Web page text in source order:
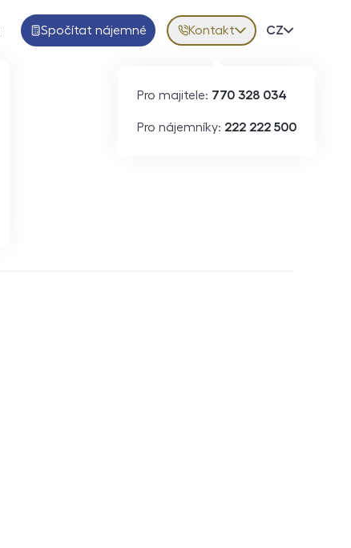
Spočítat nájemné Kontakt
Pro majitele: 770 328 034
Pro nájemníky: 222 222 500
Volba
CZ